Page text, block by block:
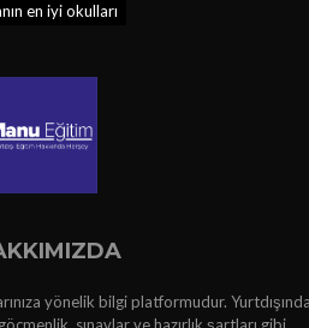
en iyi okulları
yönelik bilgi platformudur.
sınavlar ve hazırlık şartları gibi